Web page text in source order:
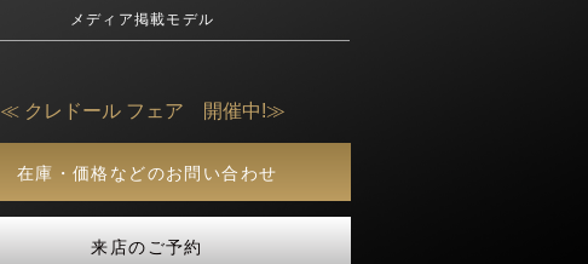
メディア掲載モデル
≪ クレドール フェア 開催中!≫
在庫・価格などのお問い合わせ
来店のご予約